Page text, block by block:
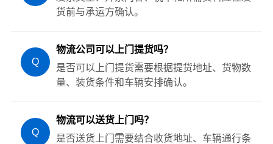
货前与承运方确认。
Q
物流公司可以上门提货吗？
是否可以上门提货需要根据提货地址、货物数
量、装货条件和车辆安排确认。
Q
物流可以送货上门吗？
是否送货上门需要结合收货地址、车辆通行条